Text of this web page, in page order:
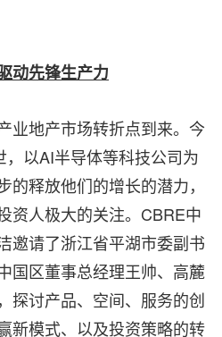
动先锋生产力
业地产市场转折点到来。今
以AI半导体等科技公司为
释放他们的增长的潜力，
资人极大的关注。CBRE中
邀请了浙江省平湖市委副书
国区董事总经理王帅、高麓
探讨产品、空间、服务的创
新模式、以及投资策略的转